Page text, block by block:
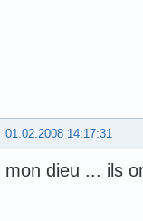
01.02.2008 14:17:31
mon dieu ... ils